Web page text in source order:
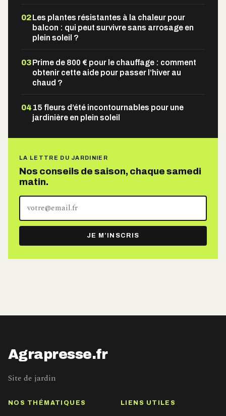
02Les plantes résistantes à la chaleur pour
balcon : qui peut survivre sans arrosage en
plein soleil ?
03Prime de 800 € pour le chauffage : comment
obtenir cette aide pour passer l’hiver au
chaud ?
04 15 fleurs d’été incontournables pour une
jardinière en plein soleil
LA LETTRE DU JARDINIER
Nos conseils de saison, chaque samedi
matin.
Votre
adresse
e-
mail
JE M’INSCRIS
Agrapresse.fr
Site de jardin
NOS THÉMATIQUES LIENS UTILES